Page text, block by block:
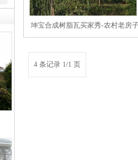
坤宝合成树脂瓦买家秀-农村老房
4 条记录 1/1 页